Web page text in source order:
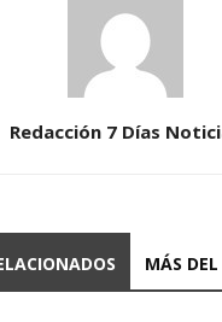
Redacción 7 Días
MÁS